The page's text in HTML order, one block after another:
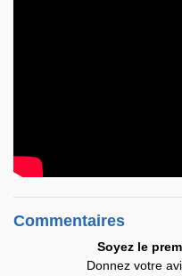
Commentaires
Soyez le
Donnez votre